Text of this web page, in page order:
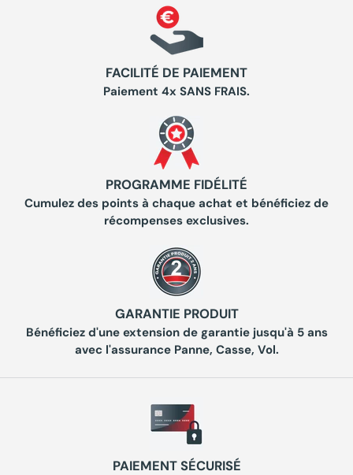
FACILITÉ DE PAIEMENT
Paiement 4x SANS FRAIS.
PROGRAMME FIDÉLITÉ
Cumulez des points à chaque achat et bénéficiez de
récompenses exclusives.
GARANTIE PRODUIT
Bénéficiez d'une extension de garantie jusqu'à 5 ans
avec l'assurance Panne, Casse, Vol.
PAIEMENT SÉCURISÉ